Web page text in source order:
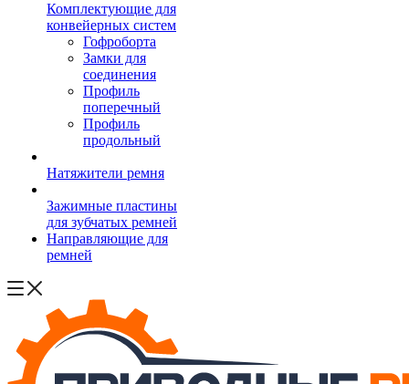
Комплектующие для
конвейерных систем
Гофроборта
Замки для
соединения
Профиль
поперечный
Профиль
продольный
Натяжители ремня
Зажимные пластины
для зубчатых ремней
Направляющие для
ремней